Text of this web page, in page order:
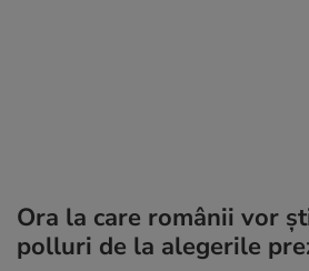
Ora la care românii vor
polluri de la alegerile